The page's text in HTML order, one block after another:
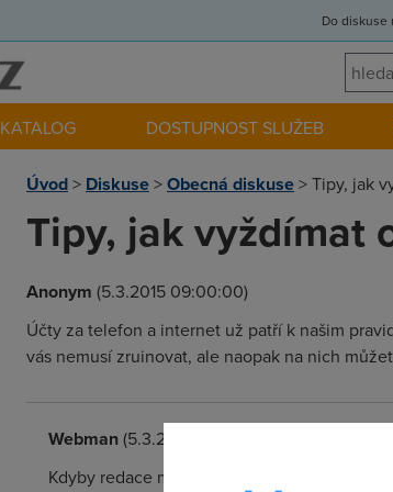
Do diskuse
KATALOG DOSTUPNOST SLUŽEB
Úvod> Diskuse>Obecná diskuse>Tipy, jak
Tipy, jak vyždímat
Anonym (5.3.2015 09:00:00)
Účty za telefon a internet už patří k našim
vás nemusí zruinovat, ale naopak na nich
Webman(5.3.2015 10:43:34)
Kdyby redace měla kapku slušnosti, tak